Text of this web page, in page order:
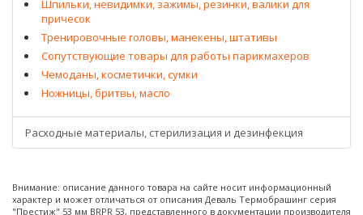
Шпильки, невидимки, зажимы, резинки, валики для
причесок
Тренировочные головы, манекены, штативы
Сопутствующие товары для работы парикмахеров
Чемоданы, косметички, сумки
Ножницы, бритвы, масло
Расходные материалы, стерилизация и дезинфекция
Внимание: описание данного товара на сайте носит информационный
характер и может отличаться от описания Деваль Термобрашинг серия
"Престиж" 53 мм BRPR 53, представленного в документации производителя